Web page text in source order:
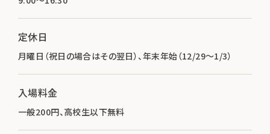
定休日
月曜日（祝日の場合はその翌日）、年末年始（12/29～1/3）
入場料金
一般200円、高校生以下無料